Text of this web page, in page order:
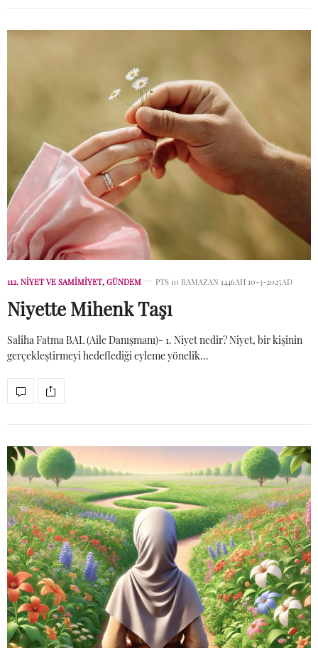
112. NIYET VE SAMIMIYET, GÜNDEM PTS 10 RAMAZAN 1446AH 10-3-2025AD
Niyette Mihenk Taşı
Saliha Fatma BAL (Aile Danışmanı)- 1. Niyet nedir? Niyet, bir kişinin
gerçekleştirmeyi hedeflediği eyleme yönelik…